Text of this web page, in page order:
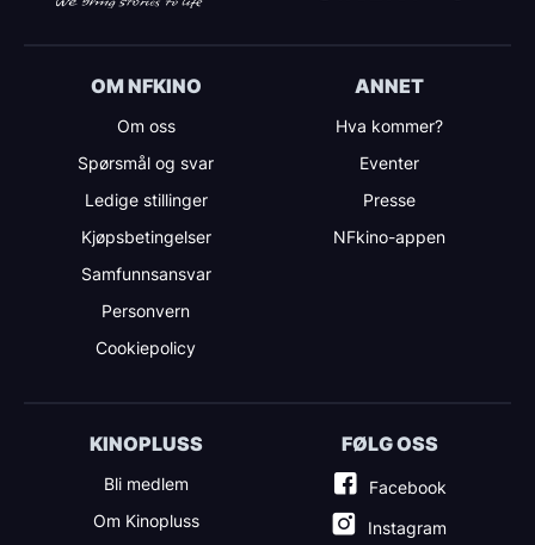
OM NFKINO
Om oss
Spørsmål og svar
Ledige stillinger
Kjøpsbetingelser
Samfunnsansvar
Personvern
Cookiepolicy
ANNET
Hva kommer?
Eventer
Presse
NFkino-appen
KINOPLUSS
Bli medlem
Om Kinopluss
FØLG OSS
Facebook
Instagram